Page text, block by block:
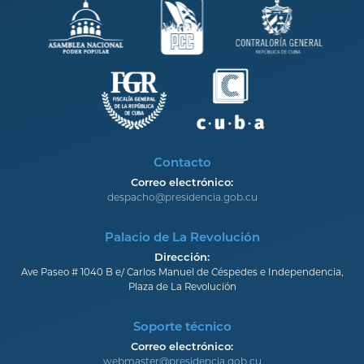
Contacto
Correo electrónico:
despacho@presidencia.gob.cu
Palacio de La Revolución
Dirección:
Ave Paseo # 1040 B e/ Carlos Manuel de Céspedes e Independencia,
Plaza de La Revolución
Soporte técnico
Correo electrónico:
webmaster@presidencia.gob.cu